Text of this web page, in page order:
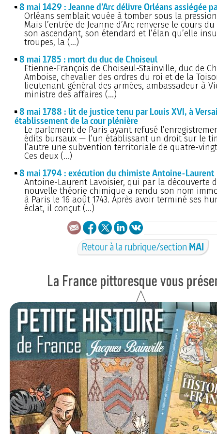
8 mai 1429 : Jeanne d’Arc délivre Orléans assiégée
Orléans semblait vouée à tomber sous la
Mais l’entrée de Jeanne d’Arc renverse le cours
son ascendant, son étendard et l’élan qu’elle
troupes, la (…)
8 mai 1785 : mort du duc de Choiseul
Etienne-François de Choiseul-Stainville, duc de
Amboise, chevalier des ordres du roi et de la
lieutenant-général des armées, ambassadeur à
ministre des affaires (…)
8 mai 1788 : lit de justice tenu par Louis XVI, à
établissement de la cour plénière
Le parlement de Paris ayant refusé
édits bursaux — l’un établissant un droit sur le
l’autre une subvention territoriale de quatre-
Ces deux (…)
8 mai 1794 : exécution du chimiste Antoine-Laurent
Antoine-Laurent Lavoisier, qui par la découverte
nouvelle théorie chimique a rendu son nom
à Paris le 16 août 1743. Après avoir terminé ses
éclat, il conçut (…)
Retour à la rubrique/section MAI